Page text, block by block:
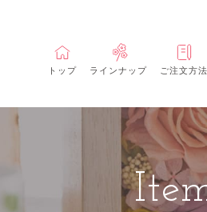
トップ ラインナップ ご注文方法